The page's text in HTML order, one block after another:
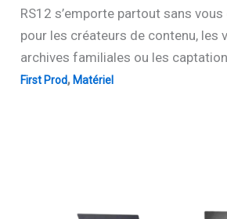
RS12 s’emporte partout sans
pour les créateurs de contenu, les
archives familiales ou les
First Prod, Matériel